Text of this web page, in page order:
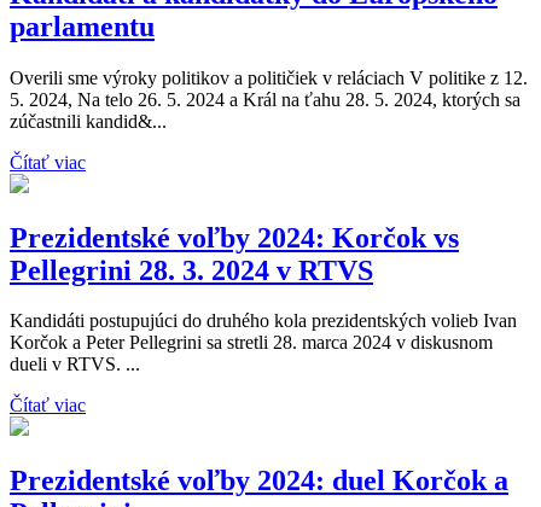
parlamentu
Overili sme výroky politikov a političiek v reláciach V politike z 12.
5. 2024, Na telo 26. 5. 2024 a Král na ťahu 28. 5. 2024, ktorých sa
zúčastnili kandid&...
Čítať viac
Prezidentské voľby 2024: Korčok vs
Pellegrini 28. 3. 2024 v RTVS
Kandidáti postupujúci do druhého kola prezidentských volieb Ivan
Korčok a Peter Pellegrini sa stretli 28. marca 2024 v diskusnom
dueli v RTVS. ...
Čítať viac
Prezidentské voľby 2024: duel Korčok a